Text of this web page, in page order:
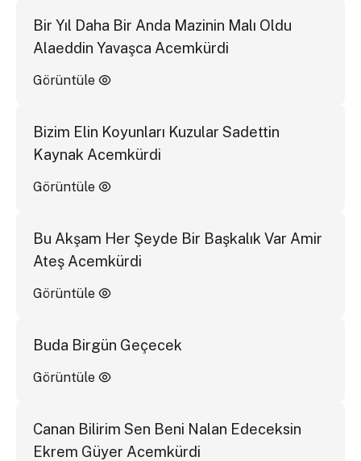
Bir Yıl Daha Bir Anda Mazinin Malı Oldu
Alaeddin Yavaşca Acemkürdi
Görüntüle
Bizim Elin Koyunları Kuzular Sadettin
Kaynak Acemkürdi
Görüntüle
Bu Akşam Her Şeyde Bir Başkalık Var Amir
Ateş Acemkürdi
Görüntüle
Buda Birgün Geçecek
Görüntüle
Canan Bilirim Sen Beni Nalan Edeceksin
Ekrem Güyer Acemkürdi